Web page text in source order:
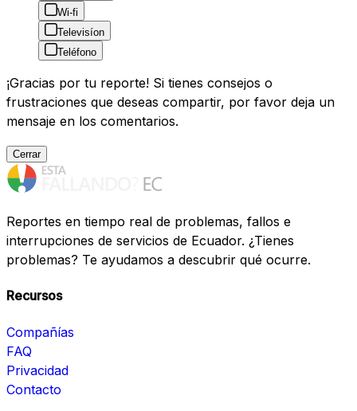
Wi-fi
Televisíon
Teléfono
¡Gracias por tu reporte! Si tienes consejos o
frustraciones que deseas compartir, por favor deja un
mensaje en los comentarios.
Cerrar
Reportes en tiempo real de problemas, fallos e
interrupciones de servicios de Ecuador. ¿Tienes
problemas? Te ayudamos a descubrir qué ocurre.
Recursos
Compañías
FAQ
Privacidad
Contacto